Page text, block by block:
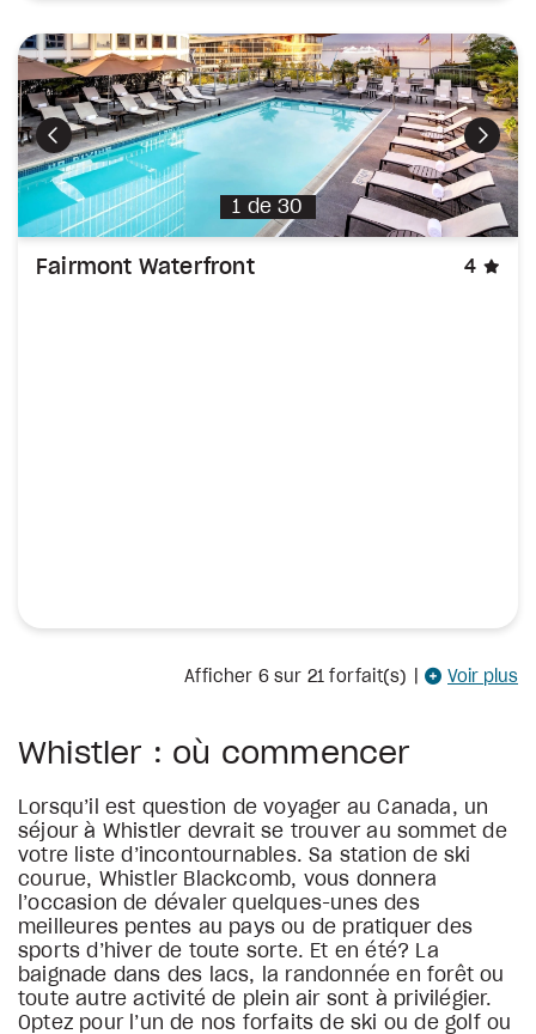
Précédent
1 de30
Fairmont Waterfront 4
Afficher 6sur 21 forfait(s) Voir plus
Whistler : où commencer
Lorsqu’il est question de voyager au Canada, un
séjour à Whistler devrait se trouver au sommet de
votre liste d’incontournables. Sa station de ski
courue, Whistler Blackcomb, vous donnera
l’occasion de dévaler quelques-unes des
meilleures pentes au pays ou de pratiquer des
sports d’hiver de toute sorte. Et en été? La
baignade dans des lacs, la randonnée en forêt ou
toute autre activité de plein air sont à privilégier.
Optez pour l’un de nos forfaits de ski ou de golf ou